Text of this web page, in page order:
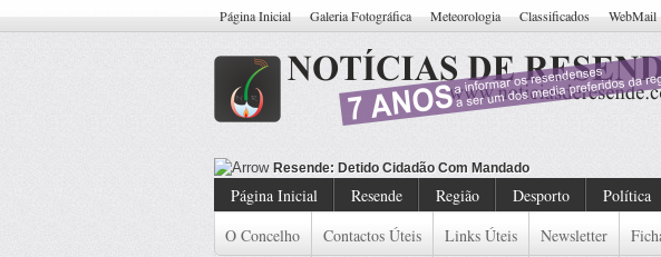
Página Inicial Galeria Fotográfica Meteorologia Classificados WebMail
Resende: Detido Cidadão Com Mandado De Detenção
Página Inicial Resende Região Desporto Política
O Concelho
Contactos Úteis Links Úteis Newsletter